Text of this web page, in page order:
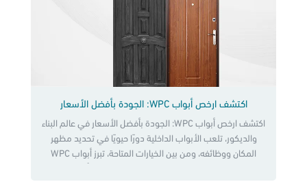
اكتشف ارخص أبواب WPC: الجودة بأفضل الأسعار
اكتشف ارخص أبواب WPC: الجودة بأفضل الأسعار في عالم البناء
والديكور، تلعب الأبواب الداخلية دورًا حيويًا في تحديد مظهر
المكان ووظائفه، ومن بين الخيارات المتاحة، تبرز أبواب WPC